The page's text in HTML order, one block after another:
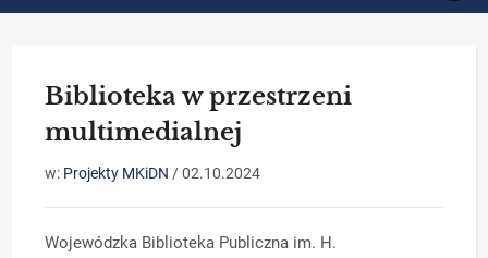
Biblioteka w przestrzeni
multimedialnej
w: Projekty MKiDN /02.10.2024
Wojewódzka Biblioteka Publiczna im. H.